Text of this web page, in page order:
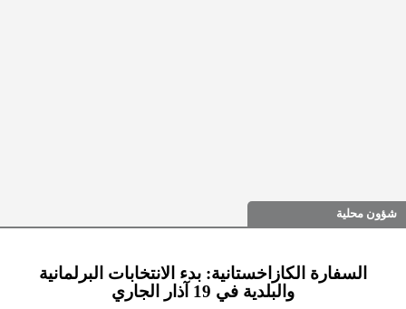
شؤون محلية
السفارة الكازاخستانية: بدء الانتخابات البرلمانية
والبلدية في 19 آذار الجاري